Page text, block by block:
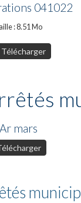
041022
: 8.51 Mo
Télécharger
Ar mars